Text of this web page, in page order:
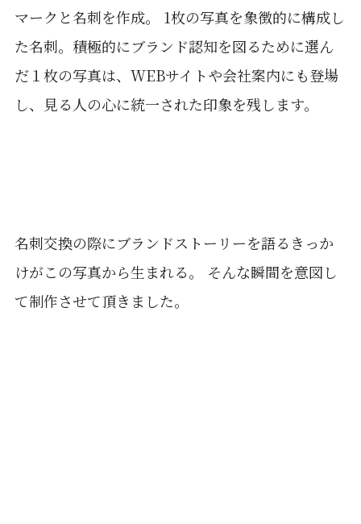
マークと名刺を作成。 1枚の写真を象徴的に構成し
た名刺。積極的にブランド認知を図るために選ん
だ１枚の写真は、WEBサイトや会社案内にも登場
し、見る人の心に統一された印象を残します。
名刺交換の際にブランドストーリーを語るきっか
けがこの写真から生まれる。 そんな瞬間を意図し
て制作させて頂きました。